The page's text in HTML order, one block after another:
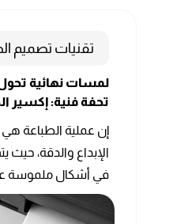
تقنيات تصميم
لمسات نهائية
تحفة فنية: إكسير
إن عملية الطباعة
الإبداع والدقة، حيث
في أشكال ملموسة